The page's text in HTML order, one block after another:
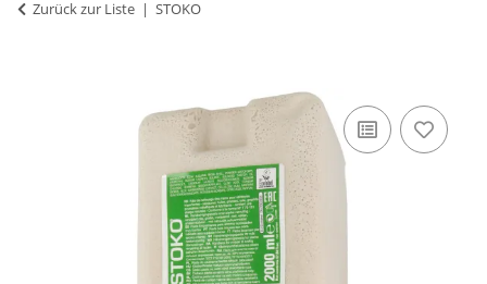
Zurück zur Liste STOKO